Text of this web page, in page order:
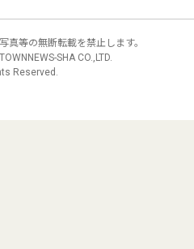
真等の無断転載を禁止します。
SHA CO.,LTD.
Reserved.